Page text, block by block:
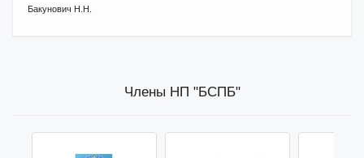
Бакунович Н.Н.
Члены НП "БСПБ"